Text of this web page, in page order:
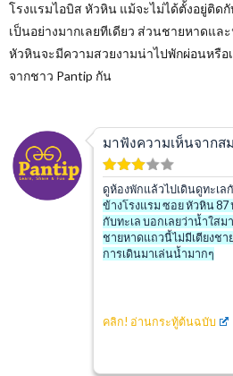
โรงแรมไอบิส หัวหิน แม้จะไม่ได้ตั้งอยู่ติด
เป็นอย่างมากเลยทีเดียว ส่วนชายหาดแล
หัวหินจะมีความสวยงามน่าไปพักผ่อนหรือ
จากชาว Pantip กัน
มาฟังความเห็นจากส
ดูห้องพักแล้วไปเดินดูทะเล
ข้างโรงแรม ซอย หัวหิน
กับทะเล บอกเลยว่าน้ำใส
ชายหาดแถวนี้ไม่มีเตียงชา
การเดินมาเล่นน้ำมากๆ
คลิก! อ่านกระทู้ต้นฉบับ